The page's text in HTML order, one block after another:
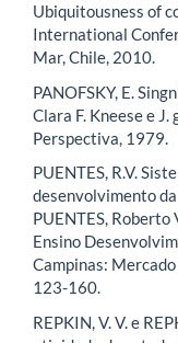
Ubiquitousness of
International
Mar, Chile, 2010.
PANOFSKY, E.
Clara F. Kneese e J.
Perspectiva, 1979.
PUENTES, R.V.
desenvolvimento
PUENTES, Roberto
Ensino
Campinas:
123-160.
REPKIN, V. V. e